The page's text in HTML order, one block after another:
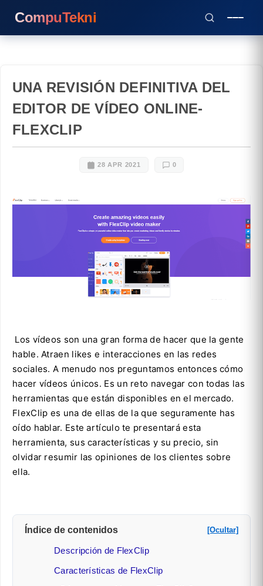
CompuTekni
UNA REVISIÓN DEFINITIVA DEL
EDITOR DE VÍDEO ONLINE-
FLEXCLIP
28 APR 2021 0
Los vídeos son una gran forma de hacer que la gente
hable. Atraen likes e interacciones en las redes
sociales. A menudo nos preguntamos entonces cómo
hacer vídeos únicos. Es un reto navegar con todas las
herramientas que están disponibles en el mercado.
FlexClip es una de ellas de la que seguramente has
oído hablar. Este artículo te presentará esta
herramienta, sus características y su precio, sin
olvidar resumir las opiniones de los clientes sobre
ella.
Índice de contenidos [Ocultar]
Descripción de FlexClip
Características de FlexClip